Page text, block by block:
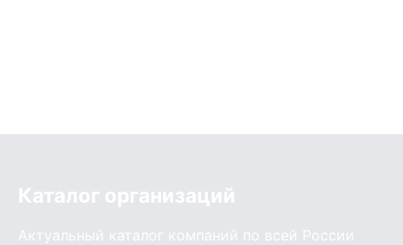
Каталог организаций
Актуальный каталог компаний по всей России